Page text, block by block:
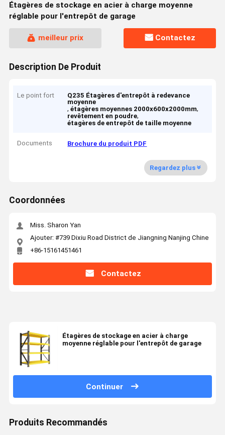
Étagères de stockage en acier à charge moyenne
réglable pour l'entrepôt de garage
meilleur prix Contactez
Description De Produit
Le point fort
Q235 Étagères d'entrepôt à redevance
moyenne
,étagères moyennes 2000x600x2000mm,
revêtement en poudre,
étagères de entrepôt de taille moyenne
Documents Brochure du produit PDF
Regardez plus
Coordonnées
Miss. Sharon Yan
Ajouter: #739 Dixiu Road District de Jiangning Nanjing Chine
+86-15161451461
Contactez
Étagères de stockage en acier à charge
moyenne réglable pour l'entrepôt de garage
Continuer
Produits Recommandés